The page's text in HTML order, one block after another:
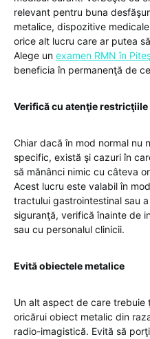
relevant pentru buna
metalice, dispozitive
orice alt lucru care ar putea
Alege un examen RMN în
beneficia în permanenţă de
Verifică cu atenţie
Chiar dacă în mod normal nu
specific, există şi cazuri în
să mănânci nimic cu câteva
Acest lucru este valabil în
tractului gastrointestinal sau
siguranţă, verifică înainte de
sau cu personalul clinicii.
Evită obiectele metalice
Un alt aspect de care
oricărui obiect metalic din
radio-imagistică. Evită să